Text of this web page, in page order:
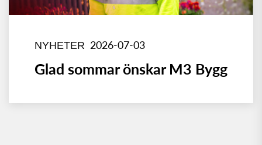
NYHETER 2026-07-03
Glad sommar önskar M3 Bygg